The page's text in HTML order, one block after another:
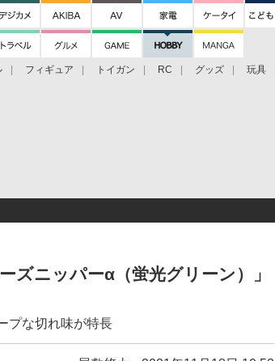
フィギュア トイガン RC グッズ 玩具
ズニッパーα（蛍光グリーン）」
プな切れ味が特長